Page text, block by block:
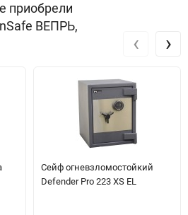
приобрели
ВЕПРЬ,
Сейф огневзломостойкий
Defender Pro 223 XS EL
‹ ›